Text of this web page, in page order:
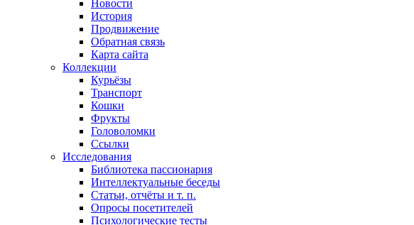
Новости
История
Продвижение
Обратная связь
Карта сайта
Коллекции
Курьёзы
Транспорт
Кошки
Фрукты
Головоломки
Ссылки
Исследования
Библиотека пассионария
Интеллектуальные беседы
Статьи, отчёты и т. п.
Опросы посетителей
Психологические тесты